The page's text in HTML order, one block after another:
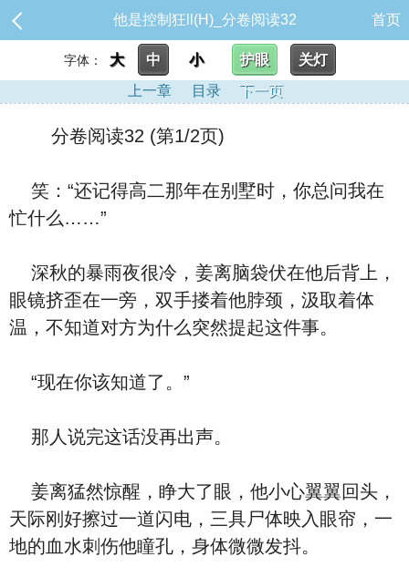
他是控制狂ll(H)_分卷阅读32 首页
字体： 大 中 小 护眼
关灯
上一章
目录 下一页
分卷阅读32 (第1/2页)
笑：“还记得高二那年在别墅时，你总问我在
忙什么……”
深秋的暴雨夜很冷，姜离脑袋伏在他后背上，
眼镜挤歪在一旁，双手搂着他脖颈，汲取着体
温，不知道对方为什么突然提起这件事。
“现在你该知道了。”
那人说完这话没再出声。
姜离猛然惊醒，睁大了眼，他小心翼翼回头，
天际刚好擦过一道闪电，三具尸体映入眼帘，一
地的血水刺伤他瞳孔，身体微微发抖。